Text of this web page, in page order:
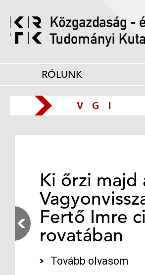
RÓLUNK
Ki őrzi majd
Fertő Imre
rovatában
Tovább olvasom